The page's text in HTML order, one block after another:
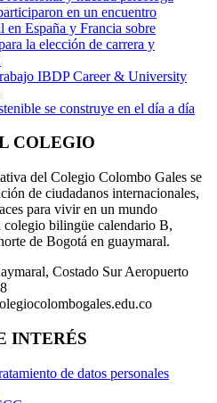
en un encuentro
en España y Francia sobre
la elección de carrera y
IBDP Career & University
se construye en el día a día
COLEGIO
del Colegio Colombo Gales se
de ciudadanos internacionales,
para vivir en un mundo
colegio bilingüe calendario B,
de Bogotá en guaymaral.
Costado Sur Aeropuerto
INTERÉS
de datos personales